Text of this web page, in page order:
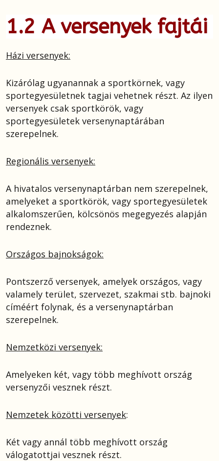
1.2 A versenyek fajtái
Házi versenyek:
Kizárólag ugyanannak a sportkörnek, vagy
sportegyesületnek tagjai vehetnek részt. Az ilyen
versenyek csak sportkörök, vagy
sportegyesületek versenynaptárában
szerepelnek.
Regionális versenyek:
A hivatalos versenynaptárban nem szerepelnek,
amelyeket a sportkörök, vagy sportegyesületek
alkalomszerűen, kölcsönös megegyezés alapján
rendeznek.
Országos bajnokságok:
Pontszerző versenyek, amelyek országos, vagy
valamely terület, szervezet, szakmai stb. bajnoki
címéért folynak, és a versenynaptárban
szerepelnek.
Nemzetközi versenyek:
Amelyeken két, vagy több meghívott ország
versenyzői vesznek részt.
Nemzetek közötti versenyek:
Két vagy annál több meghívott ország
válogatottjai vesznek részt.